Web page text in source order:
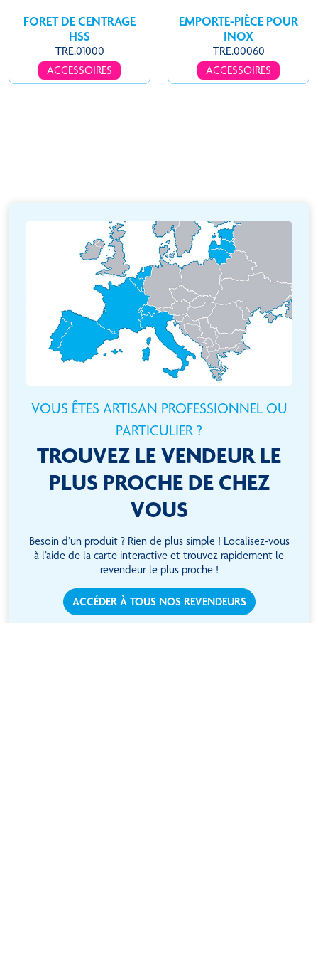
FORET DE CENTRAGE
HSS
TRE.01000
ACCESSOIRES
EMPORTE-PIÈCE POUR
INOX
TRE.00060
ACCESSOIRES
VOUS ÊTES ARTISAN PROFESSIONNEL OU
PARTICULIER ?
TROUVEZ LE VENDEUR LE
PLUS PROCHE DE CHEZ
VOUS
Besoin d’un produit ? Rien de plus simple ! Localisez-vous
à l’aide de la carte interactive et trouvez rapidement le
revendeur le plus proche !
ACCÉDER À TOUS NOS REVENDEURS